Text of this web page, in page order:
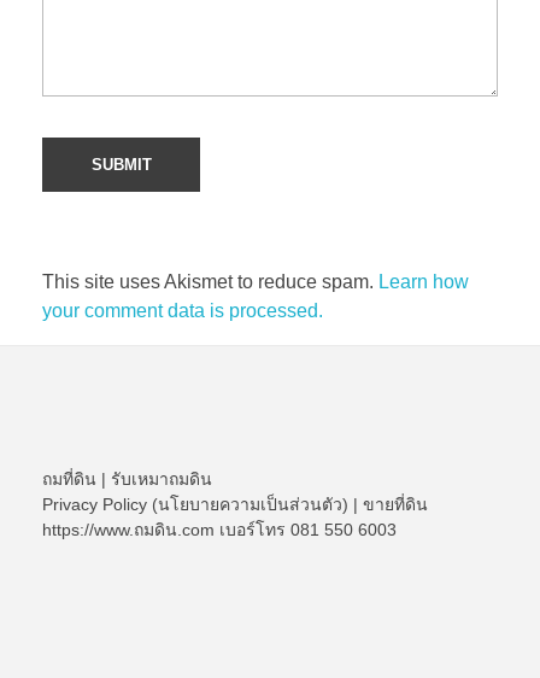
This site uses Akismet to reduce spam. Learn how
your comment data is processed.
ถมที่ดิน | รับเหมาถมดิน
Privacy Policy (นโยบายความเป็นส่วนตัว) | ขายที่ดิน
https://www.ถมดิน.com เบอร์โทร 081 550 6003